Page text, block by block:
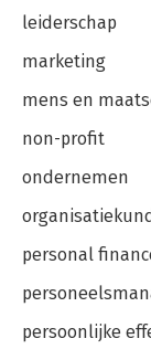
leiderschap
marketing
mens en
non-profit
ondernemen
personal
persoonlijke